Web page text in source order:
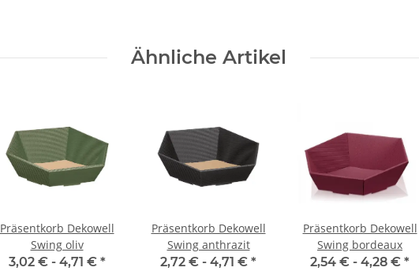
Ähnliche Artikel
Präsentkorb Dekowell
Swing oliv
3,02 € - 4,71 € *
Präsentkorb Dekowell
Swing anthrazit
2,72 € - 4,71 € *
Präsentkorb Dekowell
Swing bordeaux
2,54 € - 4,28 € *